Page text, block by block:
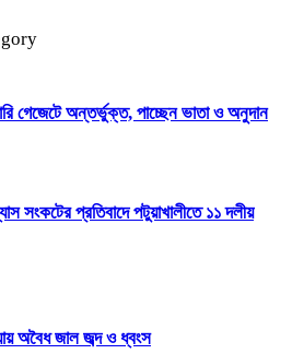
গেজেটে অন্তর্ভুক্ত, পাচ্ছেন ভাতা ও অনুদান
সংকটের প্রতিবাদে পটুয়াখালীতে ১১ দলীয়
অবৈধ জাল জব্দ ও ধ্বংস